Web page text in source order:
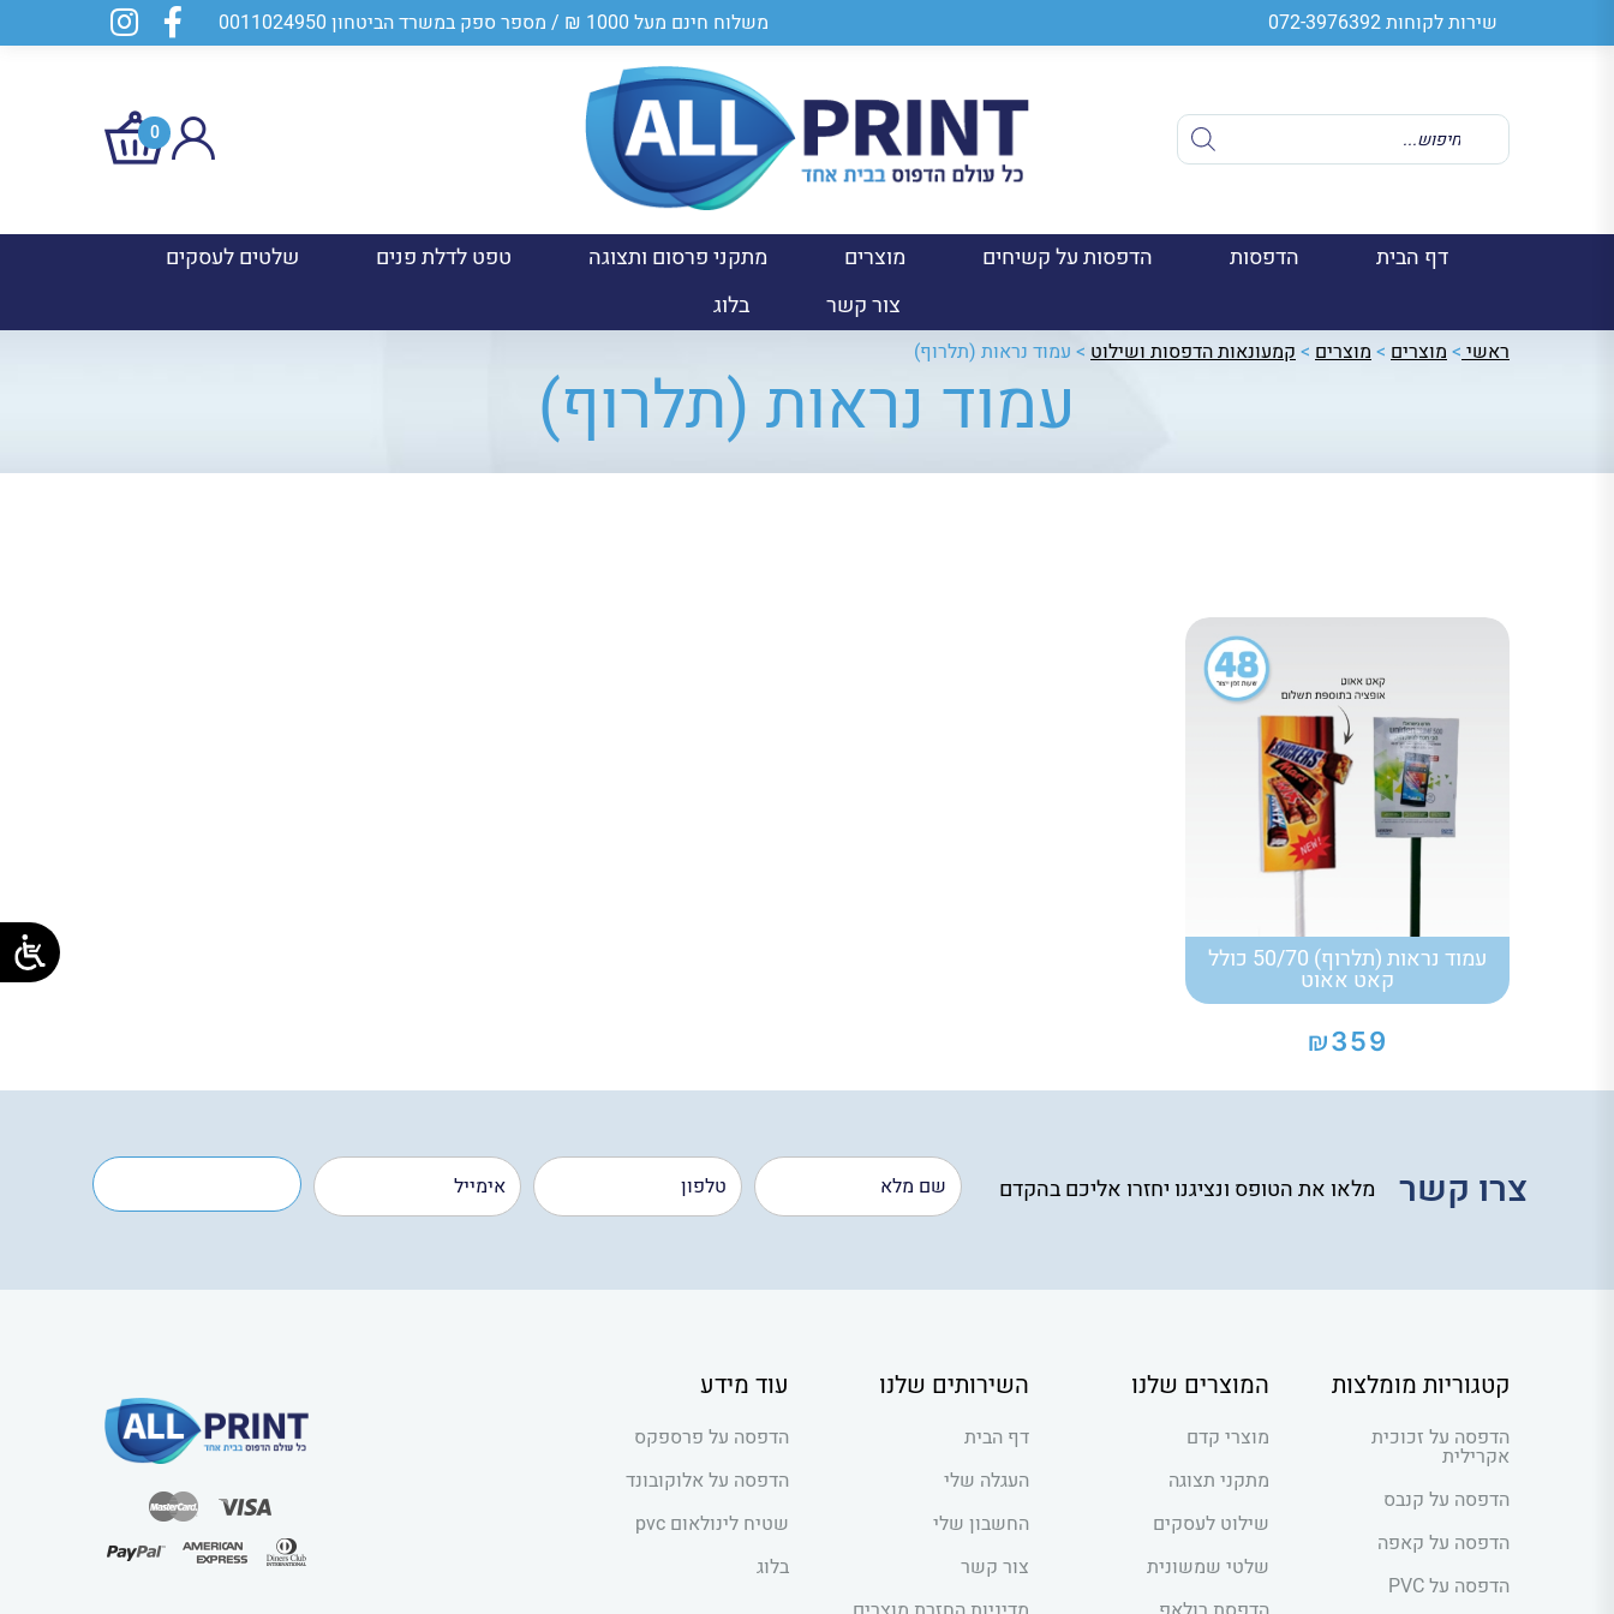
שירות לקוחות072-3976392 משלוח חינם מעל 1000 ₪ / מספר ספק במשרד הביטחון 0011024950
Products
search
0
דף הבית הדפסות הדפסות על קשיחים מוצרים מתקני פרסום ותצוגה טפט לדלת פנים
שלטים לעסקים
צור קשר
בלוג
ראשי > מוצרים > מוצרים > קמעונאות הדפסות ושילוט > עמוד נראות (תלרוף)
עמוד נראות (תלרוף)
עמוד נראות (תלרוף) 50/70 כולל
קאט אאוט
₪359
צרו קשר מלאו את הטופס ונציגנו יחזרו אליכם בהקדם
קטגוריות מומלצות
הדפסה על זכוכית
אקרילית
הדפסה על קנבס
הדפסה על קאפה
הדפסה על PVC
המוצרים שלנו
מוצרי קדם
מתקני תצוגה
שילוט לעסקים
שלטי שמשונית
השירותים שלנו
דף הבית
העגלה שלי
החשבון שלי
צור קשר
עוד מידע
הדפסה על פרספקס
הדפסה על אלוקובונד
שטיח לינולאום pvc
בלוג